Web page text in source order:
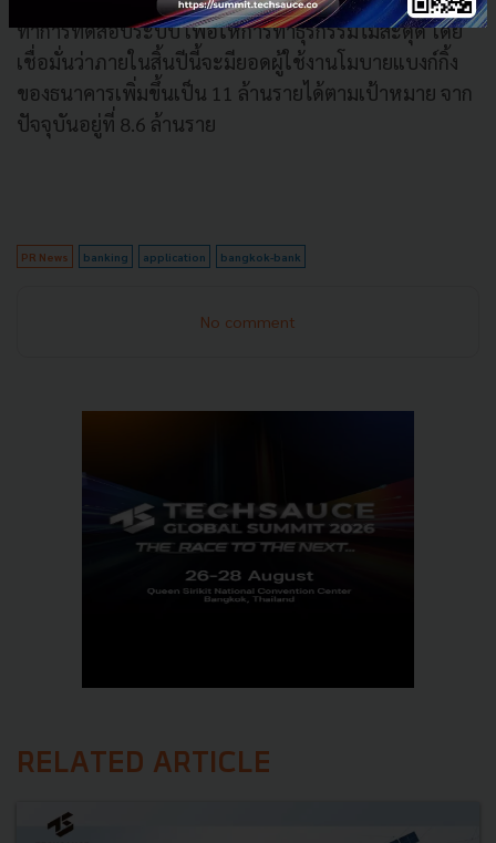
ทำการทดสอบระบบ เพื่อให้การทำธุรกรรมไม่สะดุด โดย
เชื่อมั่นว่าภายในสิ้นปีนี้จะมียอดผู้ใช้งานโมบายแบงก์กิ้ง
ของธนาคารเพิ่มขึ้นเป็น 11 ล้านรายได้ตามเป้าหมาย จาก
ปัจจุบันอยู่ที่ 8.6 ล้านราย
PR News banking application bangkok-bank
No comment
RELATED ARTICLE